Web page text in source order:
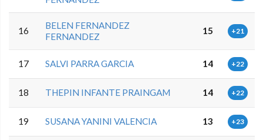
16
BELEN FERNANDEZ
FERNANDEZ
15 +21
17 SALVI PARRA GARCIA 14 +22
18 THEPIN INFANTE PRAINGAM 14 +22
19 SUSANA YANINI VALENCIA 13 +23